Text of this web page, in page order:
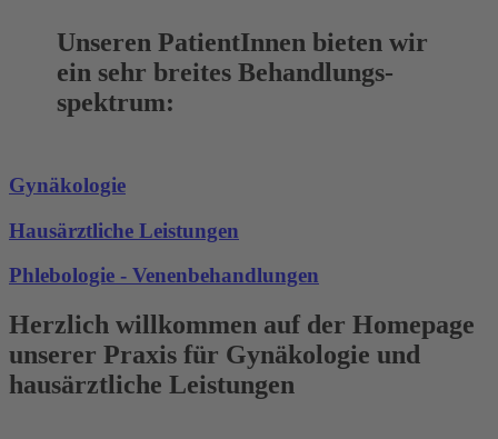
Unseren PatientInnen bieten wir
ein sehr breites Behandlungs­
spektrum:
Gynäkologie
Hausärztliche Leistungen
Phlebologie - Venenbehandlungen
Herzlich willkommen auf der Homepage
unserer Praxis für Gynäkologie und
hausärztliche Leistungen